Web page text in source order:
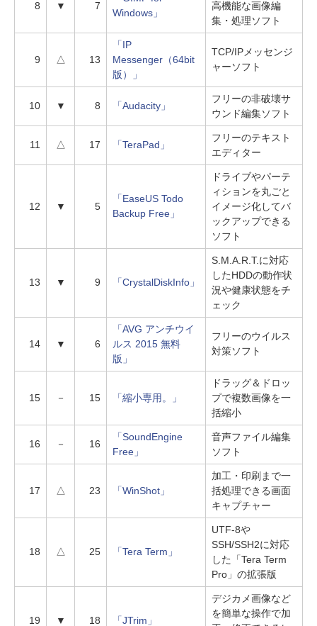
8 ▼ 7
Windows」
高機能な画像編
集・処理ソフト
9 △ 13
「IP
Messenger（64bit
版）」
TCP/IPメッセンジ
ャーソフト
10 ▼ 8 「Audacity」
フリーの非破壊サ
ウンド編集ソフト
11 △ 17 「TeraPad」
フリーのテキスト
エディター
12 ▼ 5
「EaseUS Todo
Backup Free」
ドライブやパーテ
ィションを丸ごと
イメージ化してバ
ックアップできる
ソフト
13 ▼ 9 「CrystalDiskInfo」
S.M.A.R.T.に対応
したHDDの動作状
況や健康状態をチ
ェック
14 ▼ 6
「AVG アンチウイ
ルス 2015 無料
版」
フリーのウイルス
対策ソフト
15 － 15 「縮小専用。」
ドラッグ＆ドロッ
プで複数画像を一
括縮小
16 － 16
「SoundEngine
Free」
音声ファイル編集
ソフト
17 △ 23 「WinShot」
加工・印刷まで一
括処理できる画面
キャプチャー
18 △ 25 「Tera Term」
UTF-8や
SSH/SSH2に対応
した「Tera Term
Pro」の拡張版
19 ▼ 18 「JTrim」
デジカメ画像など
を簡単な操作で加